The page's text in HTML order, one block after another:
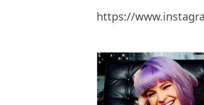
https://